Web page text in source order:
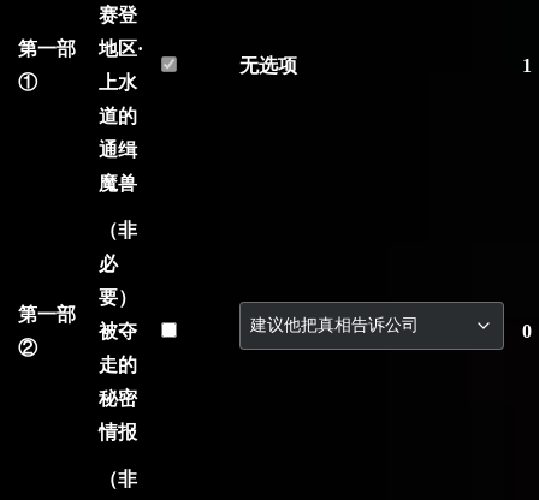
第一部
①
赛登
地区·
上水
道的
通缉
魔兽
无选项 1
第一部
②
（非
必
要）
被夺
走的
秘密
情报
0
（非